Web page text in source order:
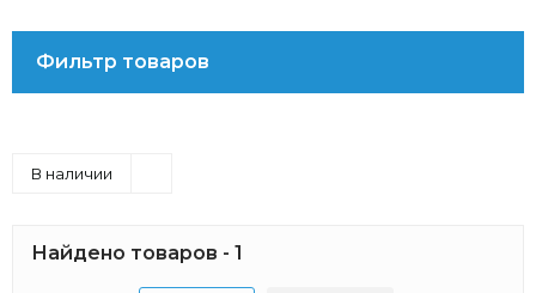
Фильтр товаров
В наличии
Найдено товаров - 1